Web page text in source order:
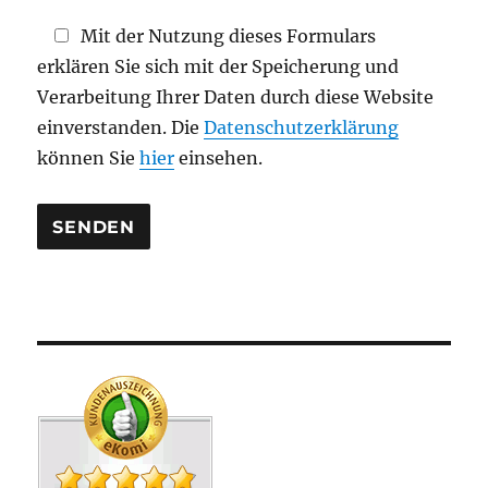
e
e
r
Mit der Nutzung dieses Formulars
erklären Sie sich mit der Speicherung und
Verarbeitung Ihrer Daten durch diese Website
einverstanden. DieDatenschutzerklärung
können Siehier einsehen.